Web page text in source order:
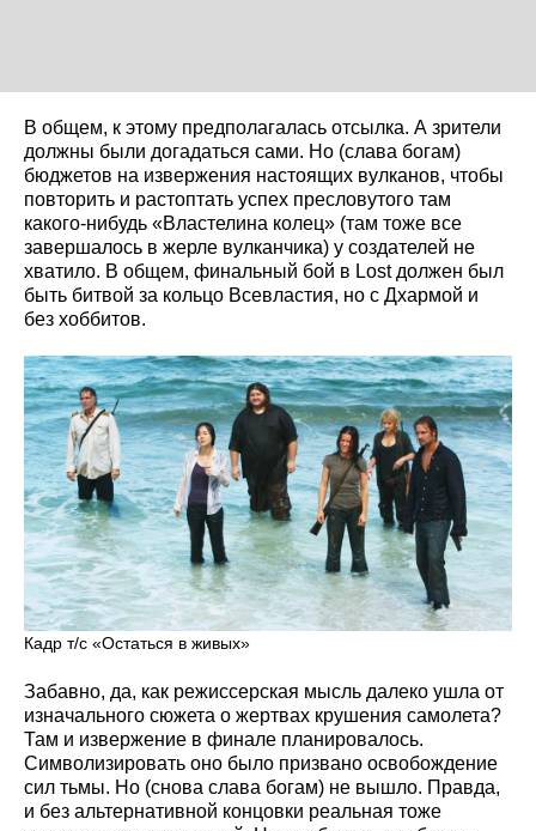
В общем, к этому предполагалась отсылка. А зрители
должны были догадаться сами. Но (слава богам)
бюджетов на извержения настоящих вулканов, чтобы
повторить и растоптать успех пресловутого там
какого-нибудь «Властелина колец» (там тоже все
завершалось в жерле вулканчика) у создателей не
хватило. В общем, финальный бой в Lost должен был
быть битвой за кольцо Всевластия, но с Дхармой и
без хоббитов.
Кадр т/с «Остаться в живых»
Забавно, да, как режиссерская мысль далеко ушла от
изначального сюжета о жертвах крушения самолета?
Там и извержение в финале планировалось.
Символизировать оно было призвано освобождение
сил тьмы. Но (снова слава богам) не вышло. Правда,
и без альтернативной концовки реальная тоже